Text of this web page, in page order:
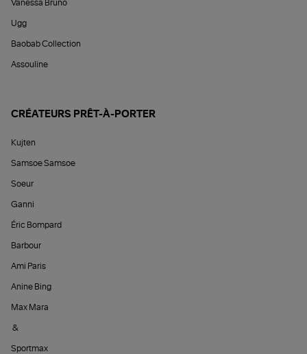
Vanessa Bruno
Ugg
Baobab Collection
Assouline
CRÉATEURS PRÊT-À-PORTER
Kujten
Samsoe Samsoe
Soeur
Ganni
Éric Bompard
Barbour
Ami Paris
Anine Bing
Max Mara
&
Sportmax